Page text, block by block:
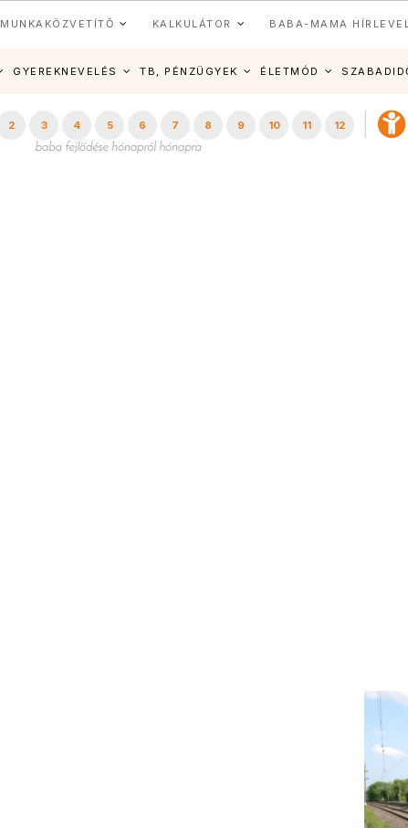
MUNKAKÖZVETÍTŐ KALKULÁTOR BABA-MAMA
GYEREKNEVELÉS TB, PÉNZÜGYEK ÉLETMÓD
2 3 4 5 6 7 8 9 10 11 12